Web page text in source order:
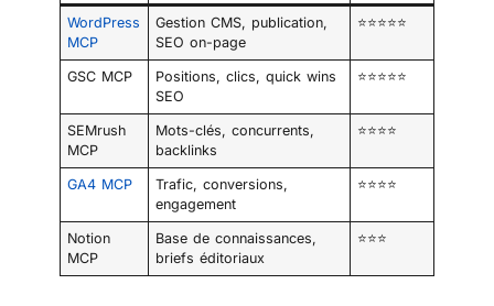
WordPress
MCP
Gestion CMS, publication,
SEO on-page
⭐⭐⭐⭐⭐
GSC MCP
Positions, clics, quick wins
SEO
⭐⭐⭐⭐⭐
SEMrush
MCP
Mots-clés, concurrents,
backlinks
⭐⭐⭐⭐
GA4 MCP
Trafic, conversions,
engagement
⭐⭐⭐⭐
Notion
MCP
Base de connaissances,
briefs éditoriaux
⭐⭐⭐